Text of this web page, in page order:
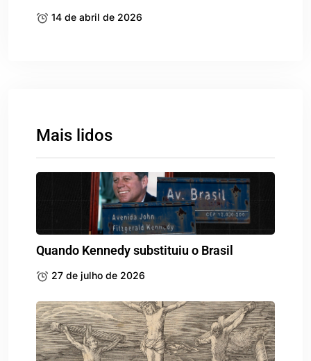
14 de abril de 2026
Mais lidos
Quando Kennedy substituiu o Brasil
27 de julho de 2026